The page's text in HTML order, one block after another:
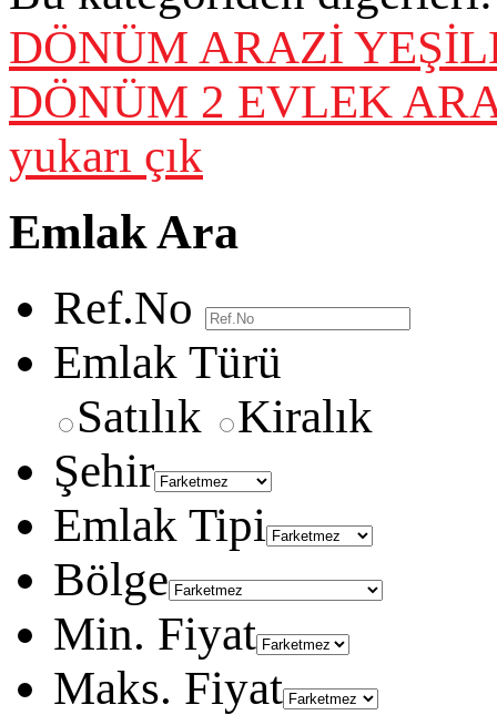
DÖNÜM ARAZİ
DÖNÜM 2 EVLEK
yukarı çık
Emlak Ara
Ref.No
Emlak Türü
Satılık
Kiralık
Şehir
Emlak Tipi
Bölge
Min. Fiyat
Maks. Fiyat